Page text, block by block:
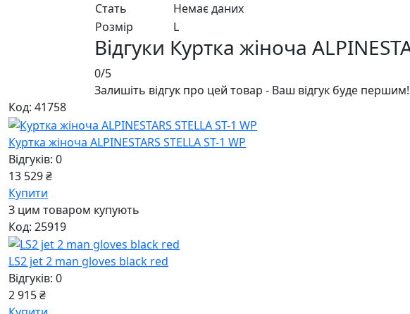
Стать
Немає даних
Розмір
L
Відгуки Куртка жіноча
0/5
Залишіть відгук про цей товар - Ваш відгук буде першим!
Код: 41758
Куртка жіноча ALPINESTARS STELLA ST-1 WP
Відгуків: 0
13 529 ₴
Купити
З цим товаром купують
Код: 25919
LS2 jet 2 man gloves black red
Відгуків: 0
2 915 ₴